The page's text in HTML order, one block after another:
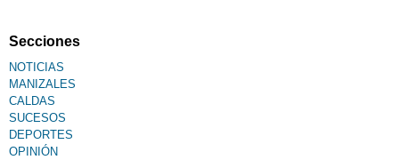
Secciones
NOTICIAS
MANIZALES
CALDAS
SUCESOS
DEPORTES
OPINIÓN